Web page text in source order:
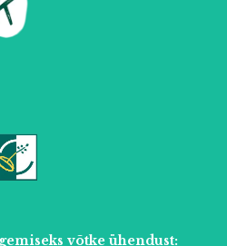
võtke ühendust: